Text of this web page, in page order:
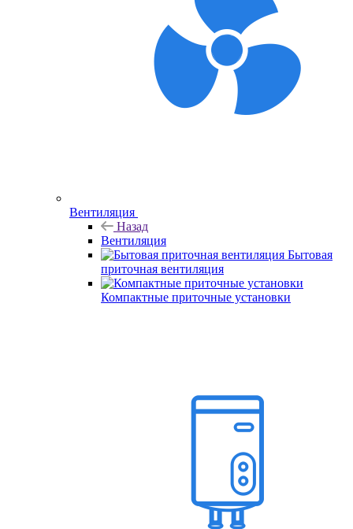
Вентиляция
Назад
Вентиляция
Бытовая
приточная вентиляция
Компактные приточные установки